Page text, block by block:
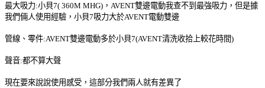
最大吸力:小貝7( 360M MHG) ， AVENT雙邊電動我查不到最強吸力，但是據
我們倆人使用經驗，小貝7吸力大於AVENT電動雙邊
管線、零件:AVENT雙邊電動多於小貝7(AVENT清洗收拾上較花時間)
聲音:都不算大聲
現在要來說說使用感受，這部分我們兩人就有差異了